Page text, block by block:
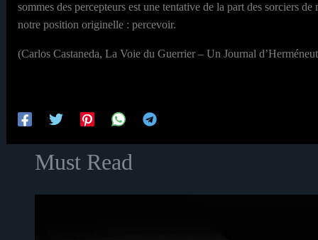
sommes des percepteurs est une tentative de la part des sorciers
notre position originelle : percevoir.
(Carlos Castaneda, La Voie du Guerrier – Un Journal
Must Read